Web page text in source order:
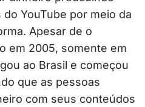
YouTube por meio da
Apesar de o
em 2005, somente em
ao Brasil e começou
que as pessoas
com seus conteúdos